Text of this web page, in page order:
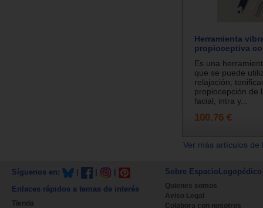
Herramienta
propioceptiva
Es una
que se puede
relajación,
propiocepción de
facial, intra y...
100.76 €
Ver más artículos
Síguenos en:
Enlaces rápidos a temas de interés
Tienda
Sobre EspacioLogopédico
Quienes somos
Aviso Legal
Colabora con nosotros